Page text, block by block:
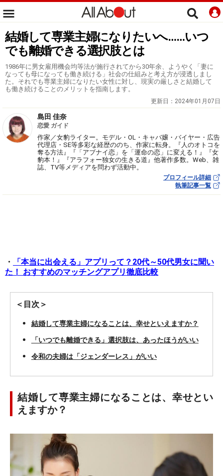
結婚して専業主婦になりたいへ……いつ
でも離婚できる選択肢とは
1986年に男女雇用機会均等法が施行されてから30年余、ようやく「妻に
なっても母になっても働き続ける」社会の仕組みと考え方が浸透しまし
た。それでも専業主婦になりたい女性に対し、現実の厳しさと結婚して
も働き続けることのメリットを指南します。
更新日： 2024年01月07日
島田 佳奈
恋愛 ガイド
作家／女豹ライター。モデル・OL・キャバ嬢・バイヤー・広告
代理店・SE等多彩な経歴ののち、作家に転身。『人のオトコを
奪る方法』『「アブナイ恋」を「運命の恋」に変える！』『女
豹本！』『アラフォー独女の生きる道』他著作多数。Web、雑
誌、TV等メディアを問わず活動中。
プロフィール詳細
執筆記事一覧
・
「本当に出会える」アプリって？20代～50代男女に聞い
た！ おすすめのマッチングアプリ徹底比較
＜目次＞
結婚して専業主婦になることは、幸せといえますか？
「いつでも離婚できる」選択肢は、あったほうがいい
令和の夫婦は「ジェンダーレス」がいい
結婚して専業主婦になることは、幸せとい
えますか？